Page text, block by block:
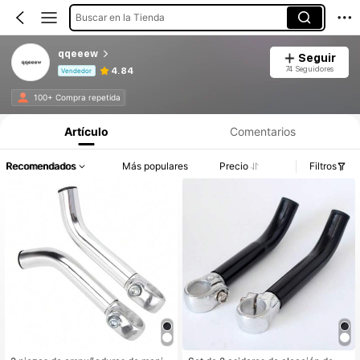
Buscar en la Tienda
qqeeew
Vendedor 4.84
Seguir
74 Seguidores
100+ Compra repetida
Artículo Comentarios
Recomendados Más populares Precio Filtros